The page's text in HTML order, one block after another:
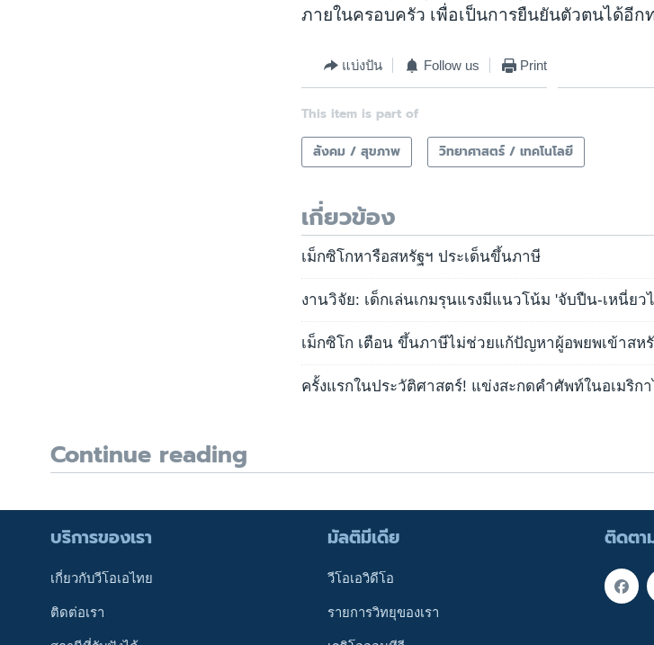
ภายในครอบครัว เพื่อเป็นการยืนยันตัวตนได้อี
แบ่งปัน Follow us Print
This item is part of
สังคม / สุขภาพ
วิทยาศาสตร์ / เทคโนโลยี
เกี่ยวข้อง
เม็กซิโกหารือสหรัฐฯ ประเด็นขึ้นภาษี
งานวิจัย: เด็กเล่นเกมรุนแรงมีแนวโน้ม 'จับปืน-เหนี่ยว
เม็กซิโก เตือน ขึ้นภาษีไม่ช่วยแก้ปัญหาผู้อพยพเข้าสห
ครั้งแรกในประวัติศาสตร์! แข่งสะกดคำศัพท์ในอเมริก
Continue reading
ติดตา
บริการของเรา
เกี่ยวกับวีโอเอไทย
ติดต่อเรา
มัลติมีเดีย
วีโอเอวิดีโอ
รายการวิทยุของเรา